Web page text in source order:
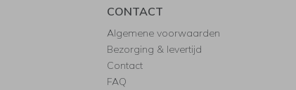
CONTACT
Algemene voorwaarden
Bezorging & levertijd
Contact
FAQ